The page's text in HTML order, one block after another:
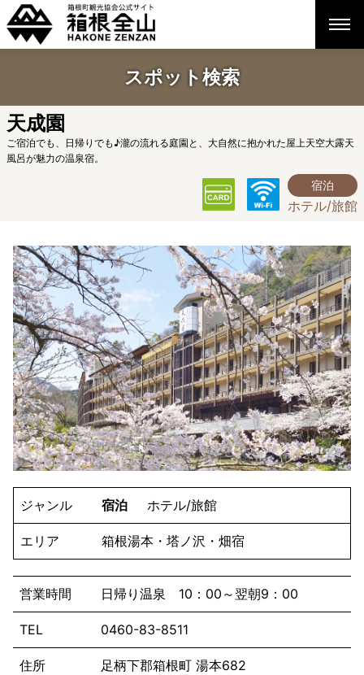
スポット検索
天成園
ご宿泊でも、日帰りでも♪瀧の流れる庭園と、大自然に抱かれた屋上天空大露天
風呂が魅力の温泉宿。
宿泊
ホテル/旅館
ジャンル 宿泊 ホテル/旅館
エリア 箱根湯本・塔ノ沢・畑宿
営業時間 日帰り温泉 10：00～翌朝9：00
TEL 0460-83-8511
住所 足柄下郡箱根町 湯本682